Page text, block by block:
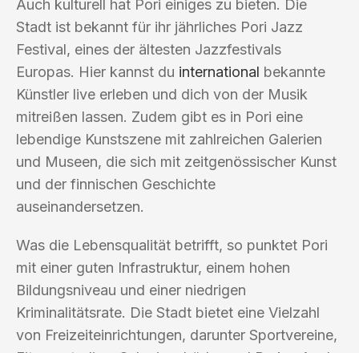
Auch kulturell hat Pori einiges zu bieten. Die
Stadt ist bekannt für ihr jährliches Pori Jazz
Festival, eines der ältesten Jazzfestivals
Europas. Hier kannst du international bekannte
Künstler live erleben und dich von der Musik
mitreißen lassen. Zudem gibt es in Pori eine
lebendige Kunstszene mit zahlreichen Galerien
und Museen, die sich mit zeitgenössischer Kunst
und der finnischen Geschichte
auseinandersetzen.
Was die Lebensqualität betrifft, so punktet Pori
mit einer guten Infrastruktur, einem hohen
Bildungsniveau und einer niedrigen
Kriminalitätsrate. Die Stadt bietet eine Vielzahl
von Freizeiteinrichtungen, darunter Sportvereine,